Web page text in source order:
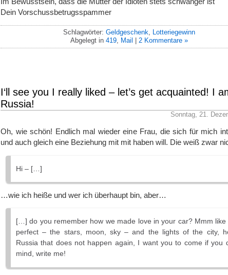
Dein Vorschussbetrugsspammer
Schlagwörter: Geldgeschenk, Lotteriegewinn
Abgelegt in 419, Mail 2 Kommentare »
I‘ll see you I really liked – let’s get acquainted! I
Russia!
Sonntag, 21.
Oh, wie schön! Endlich mal wieder eine Frau, die sich für mich
und auch gleich eine Beziehung mit mit haben will. Die weiß zwar
Hi – […]
…wie ich heiße und wer ich überhaupt bin, aber…
[…] do you remember how we made love in your car? Mmm like
perfect – the stars, moon, sky – and the lights of the city,
Russia that does not happen again, I want you to come if you
mind, write me!